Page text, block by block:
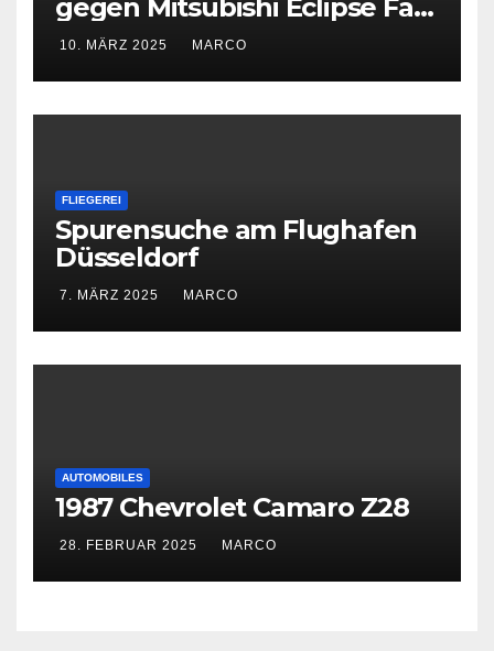
gegen Mitsubishi Eclipse Fast
and Furious
10. MÄRZ 2025 MARCO
FLIEGEREI
Spurensuche am Flughafen
Düsseldorf
7. MÄRZ 2025 MARCO
AUTOMOBILES
1987 Chevrolet Camaro Z28
28. FEBRUAR 2025 MARCO